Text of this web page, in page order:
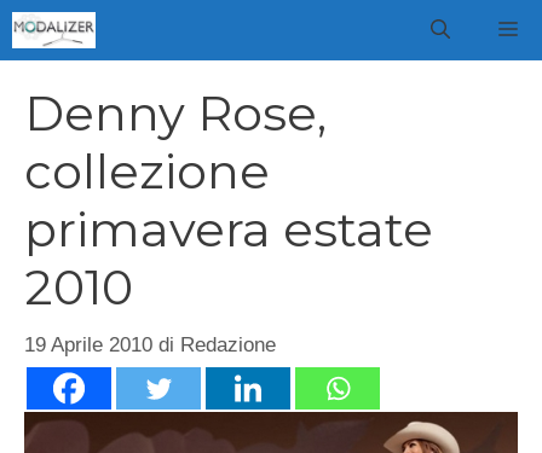
Vai
al
Denny Rose,
collezione
primavera estate
2010
19 Aprile 2010 di Redazione